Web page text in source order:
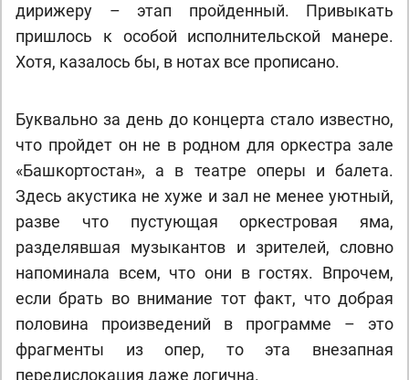
дирижеру – этап пройденный. Привыкать
пришлось к особой исполнительской манере.
Хотя, казалось бы, в нотах все прописано.
Буквально за день до концерта стало известно,
что пройдет он не в родном для оркестра зале
«Башкортостан», а в театре оперы и балета.
Здесь акустика не хуже и зал не менее уютный,
разве что пустующая оркестровая яма,
разделявшая музыкантов и зрителей, словно
напоминала всем, что они в гостях. Впрочем,
если брать во внимание тот факт, что добрая
половина произведений в программе – это
фрагменты из опер, то эта внезапная
передислокация даже логична.